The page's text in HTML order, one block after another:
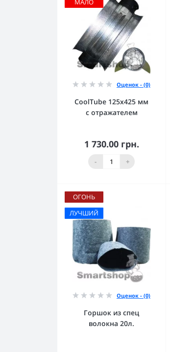
МАЛО
Оценок - (0)
CoolTube 125х425 мм
с отражателем
1 730.00 грн.
- +
В корзину
ОГОНЬ
ЛУЧШИЙ
Оценок - (0)
Горшок из спец
волокна 20л.